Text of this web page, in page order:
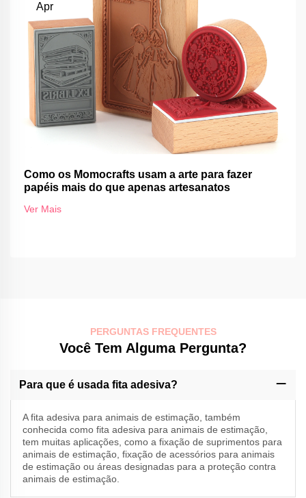
Apr
Como os Momocrafts usam a arte para fazer
papéis mais do que apenas artesanatos
Ver Mais
PERGUNTAS FREQUENTES
Você Tem Alguma Pergunta?
Para que é usada fita adesiva?
A fita adesiva para animais de estimação, também
conhecida como fita adesiva para animais de estimação,
tem muitas aplicações, como a fixação de suprimentos para
animais de estimação, fixação de acessórios para animais
de estimação ou áreas designadas para a proteção contra
animais de estimação.